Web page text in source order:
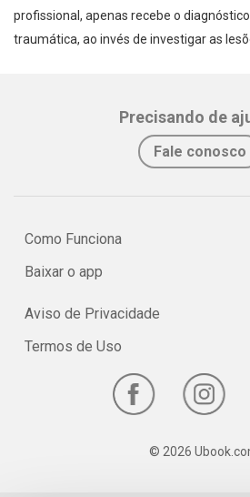
profissional, apenas recebe o
traumática, ao invés de investigar as
Precisando de
Fale conosco
Como Funciona
Baixar o app
Aviso de Privacidade
Termos de Uso
© 2026